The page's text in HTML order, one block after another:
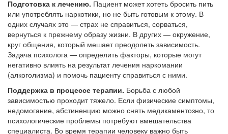
Подготовка к лечению. Пациент может хотеть бросить пить
или употреблять наркотики, но не быть готовым к этому. В
одних случаях это — страх не справиться, сорваться,
вернуться к прежнему образу жизни. В других — окружение,
круг общения, который мешает преодолеть зависимость.
Задача психолога — определить факторы, которые могут
негативно влиять на результат лечения наркомании
(алкоголизма) и помочь пациенту справиться с ними.
Поддержка в процессе терапии. Борьба с любой
зависимостью проходит тяжело. Если физические симптомы,
недомогание, абстиненцию можно снять медикаментозно, то
психологические проблемы потребуют вмешательства
специалиста. Во время терапии человеку важно быть